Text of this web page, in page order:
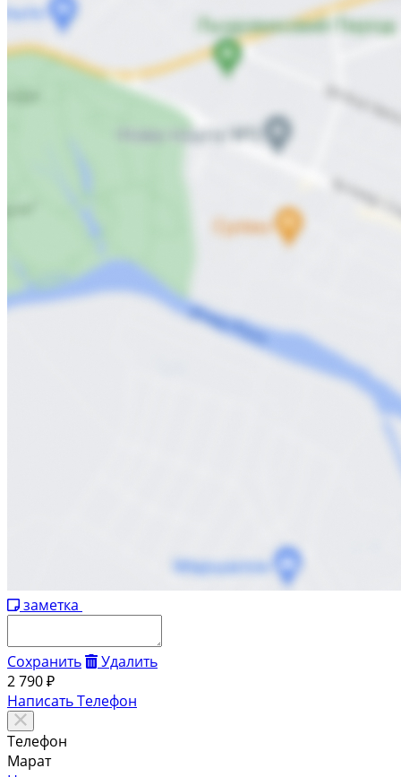
заметка
Сохранить
Удалить
2 790 ₽
НаписатьТелефон
Телефон
Марат